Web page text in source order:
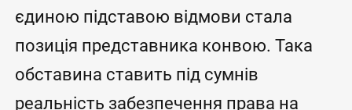
єдиною підставою відмови стала
позиція представника конвою. Така
обставина ставить під сумнів
реальність забезпечення права на